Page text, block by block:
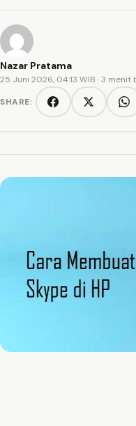
Nazar Pratama
25 Juni 2026, 04:13 WIB · 3 menit
SHARE:
FacebookTwitter/X